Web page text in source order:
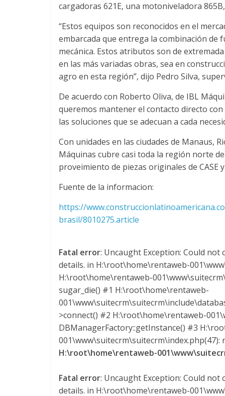
n
a
–
T
r
a
n
s
p
o
r
e
d
cargadoras 621E, una motoniveladora
“Estos equipos son reconocidos en el
embarcada que entrega la combinación
mecánica. Estos atributos son de
en las más variadas obras, sea en
agro en esta región”, dijo Pedro Silva,
De acuerdo con Roberto Oliva, de IBL
queremos mantener el contacto directo
las soluciones que se adecuan a cada
Con unidades en las ciudades de Manaus,
Máquinas cubre casi toda la región norte
proveimiento de piezas originales de
Fuente de la informacion:
https://
brasil/8010275.article
Fatal error: Uncaught Exception: Could
details. in H:\root\home\rentaweb-
H:\root\home\rentaweb-
sugar_die() #1 H:\root\home\rentaweb-
>connect() #2 H:\root\home\rentaweb-
DBManagerFactory::getInstance() #3
H:\root\home\rentaweb-
Fatal error: Uncaught Exception: Could
details. in H:\root\home\rentaweb-